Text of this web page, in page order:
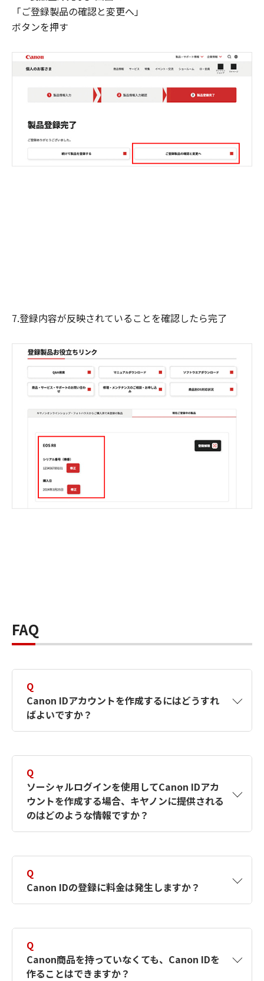
「ご登録製品の確認と変更へ」
ボタンを押す
7.登録内容が反映されていることを確認したら完了
FAQ
Q
Canon IDアカウントを作成するにはどうすれ
ばよいですか？
す。詳しい作成方法は【カメラ】Canon IDとは
何ですか？Canon IDの作成方法は？をご確認く
ださい。
Q
ソーシャルログインを使用してCanon IDアカ
ウントを作成する場合、キヤノンに提供される
のはどのような情報ですか？
択したサービスから取得します。アカウントを
簡単に作成できるように、この情報を使用して
Canon IDの登録フォームを入力します。
Q
Canon IDの登録に料金は発生しますか？
Q
Canon商品を持っていなくても、Canon IDを
作ることはできますか？